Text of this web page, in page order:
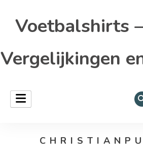
Voetbalshirts
Vergelijkingen